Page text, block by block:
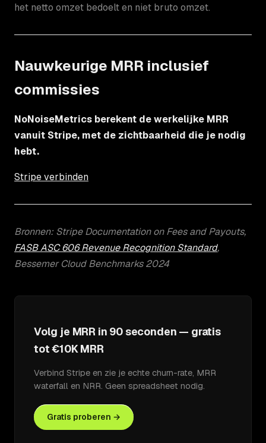
het netto omzet bedoelt en niet bruto omzet.
Nauwkeurige MRR inclusief
commissies
NoNoiseMetrics berekent de werkelijke MRR
vanuit Stripe, met de zichtbaarheid die je nodig
hebt.
Stripe verbinden
Bronnen: Stripe Documentation on Fees and Payouts,
FASB ASC 606 Revenue Recognition Standard,
Bessemer Cloud Benchmarks 2024
Volg je MRR in 90 seconden — gratis
tot €10K MRR
Verbind Stripe en zie je echte churn-rate, MRR
waterfall en NRR. Geen spreadsheet nodig.
Gratis proberen →